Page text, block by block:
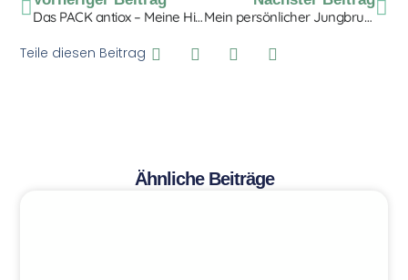
Das PACK antiox – Meine Hilfestellung für den Alltag
Mein persönlicher Jungbrunnen: das FRESH anti wrinkle serum
Teile diesen Beitrag
Ähnliche Beiträge